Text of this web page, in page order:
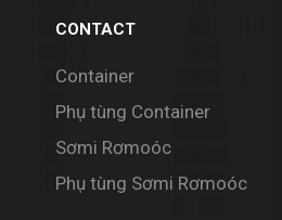
CONTACT
Container
Phụ tùng Container
Sơmi Rơmoóc
Phụ tùng Sơmi Rơmoóc